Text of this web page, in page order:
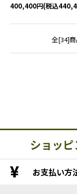
400,400円(税込
全[34]
ショッ
お支払い方